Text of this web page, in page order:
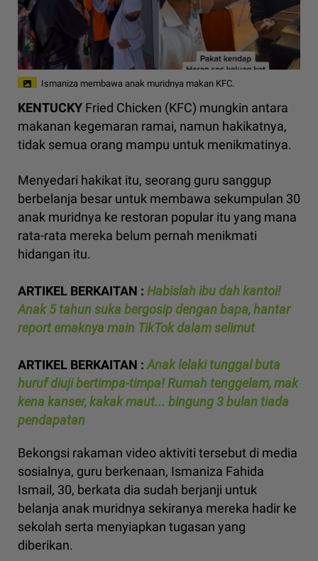
Ismaniza membawa anak muridnya makan KFC.
KENTUCKY Fried Chicken (KFC) mungkin antara
makanan kegemaran ramai, namun hakikatnya,
tidak semua orang mampu untuk menikmatinya.
Menyedari hakikat itu, seorang guru sanggup
berbelanja besar untuk membawa sekumpulan 30
anak muridnya ke restoran popular itu yang mana
rata-rata mereka belum pernah menikmati
hidangan itu.
ARTIKEL BERKAITAN : Habislah ibu dah kantoi!
Anak 5 tahun suka bergosip dengan bapa, hantar
report emaknya main TikTok dalam selimut
ARTIKEL BERKAITAN : Anak lelaki tunggal buta
huruf diuji bertimpa-timpa! Rumah tenggelam, mak
kena kanser, kakak maut... bingung 3 bulan tiada
pendapatan
Bekongsi rakaman video aktiviti tersebut di media
sosialnya, guru berkenaan, Ismaniza Fahida
Ismail, 30, berkata dia sudah berjanji untuk
belanja anak muridnya sekiranya mereka hadir ke
sekolah serta menyiapkan tugasan yang
diberikan.